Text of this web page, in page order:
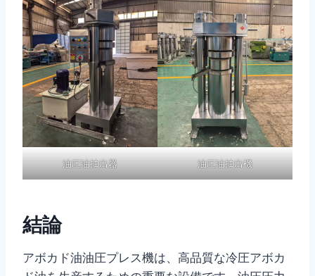
油圧油抽出器 油圧油抽出機
結論
アボカド油油圧プレス機は、高品質な冷圧アボカ